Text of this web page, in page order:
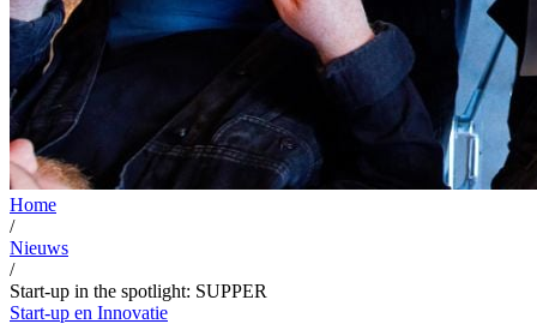
Home
/
Nieuws
/
Start-up in the spotlight: SUPPER
Start-up en Innovatie